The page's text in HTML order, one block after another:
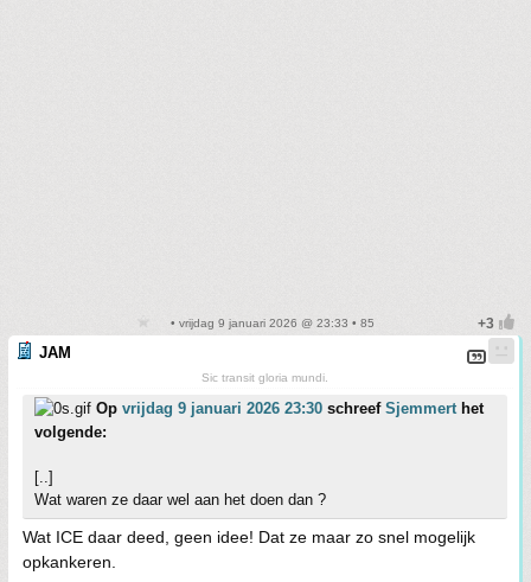
• vrijdag 9 januari 2026 @ 23:33 • 85
JAM
Sic transit gloria mundi.
Op vrijdag 9 januari 2026 23:30 schreef Sjemmerthet
volgende:
[..]
Wat waren ze daar wel aan het doen dan ?
Wat ICE daar deed, geen idee! Dat ze maar zo snel mogelijk
opkankeren.